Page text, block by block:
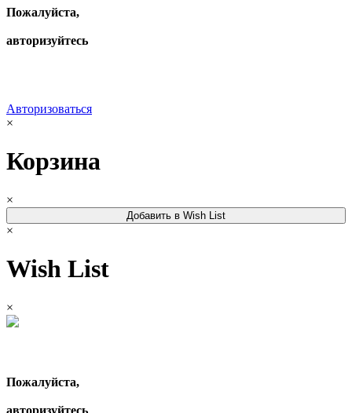
Пожалуйста,
авторизуйтесь
Авторизоваться
×
Корзина
×
Добавить в Wish List
×
Wish List
×
Пожалуйста,
авторизуйтесь